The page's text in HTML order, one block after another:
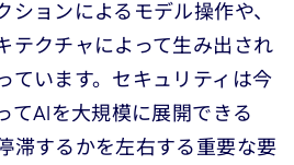
ションによるモデル操作や、
テクチャによって生み出され
ています。セキュリティは今
てAIを大規模に展開できる
滞するかを左右する重要な要